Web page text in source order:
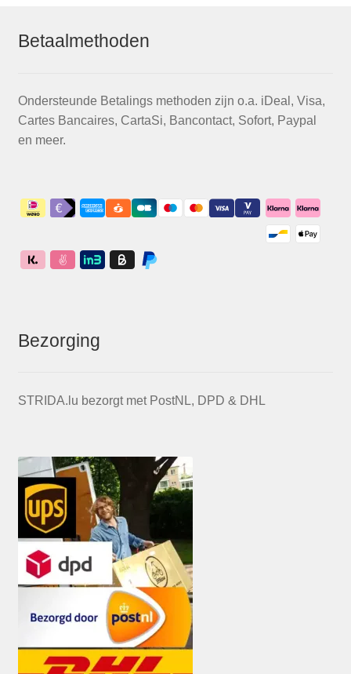
Betaalmethoden
Ondersteunde Betalings methoden zijn o.a. iDeal, Visa,
Cartes Bancaires, CartaSi, Bancontact, Sofort, Paypal
en meer.
Bezorging
STRIDA.lu bezorgt met PostNL, DPD & DHL